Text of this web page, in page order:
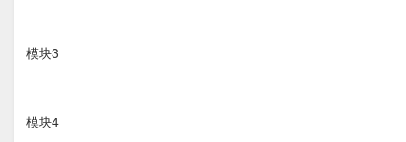
模块3
模块4